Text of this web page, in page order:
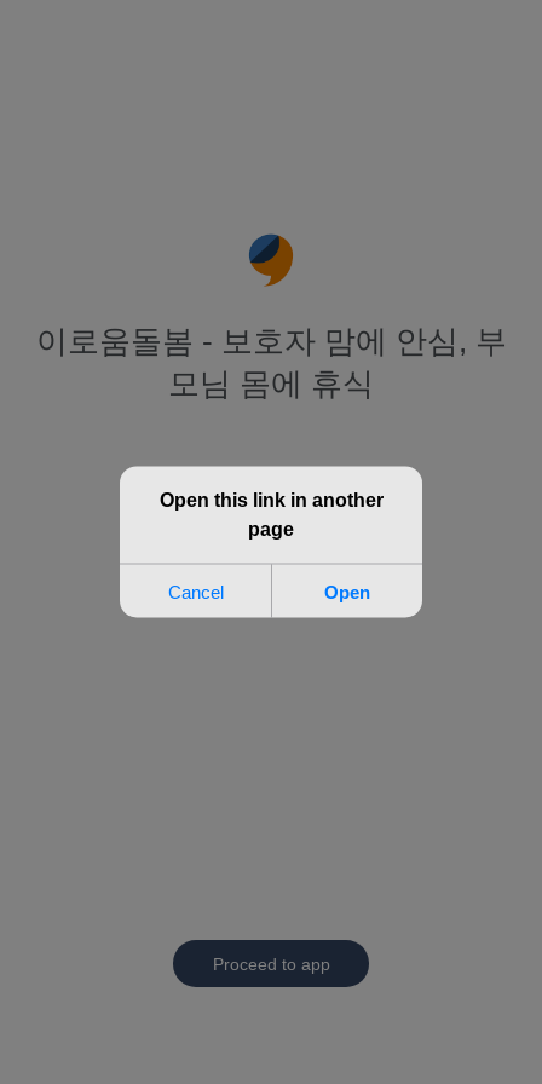
이로움돌봄 - 보호자 맘에 안심, 부
모님 몸에 휴식
Proceed to app